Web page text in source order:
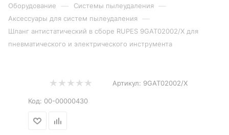
Оборудование — Системы пылеудаления —
Аксессуары для систем пылеудаления —
Шланг антистатический в сборе RUPES 9GAT02002/X для
пневматического и электрического инструмента
Артикул: 9GAT02002/X
Код: 00-00000430